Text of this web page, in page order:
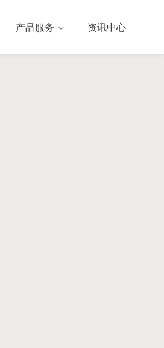
产品服务 资讯中心